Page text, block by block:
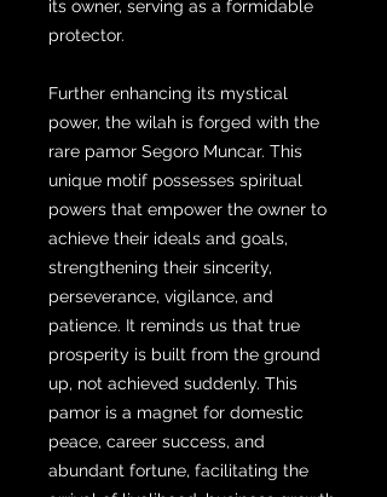
its owner, serving as a formidable
protector.
Further enhancing its mystical
power, the wilah is forged with the
rare pamor Segoro Muncar. This
unique motif possesses spiritual
powers that empower the owner to
achieve their ideals and goals,
strengthening their sincerity,
perseverance, vigilance, and
patience. It reminds us that true
prosperity is built from the ground
up, not achieved suddenly. This
pamor is a magnet for domestic
peace, career success, and
abundant fortune, facilitating the